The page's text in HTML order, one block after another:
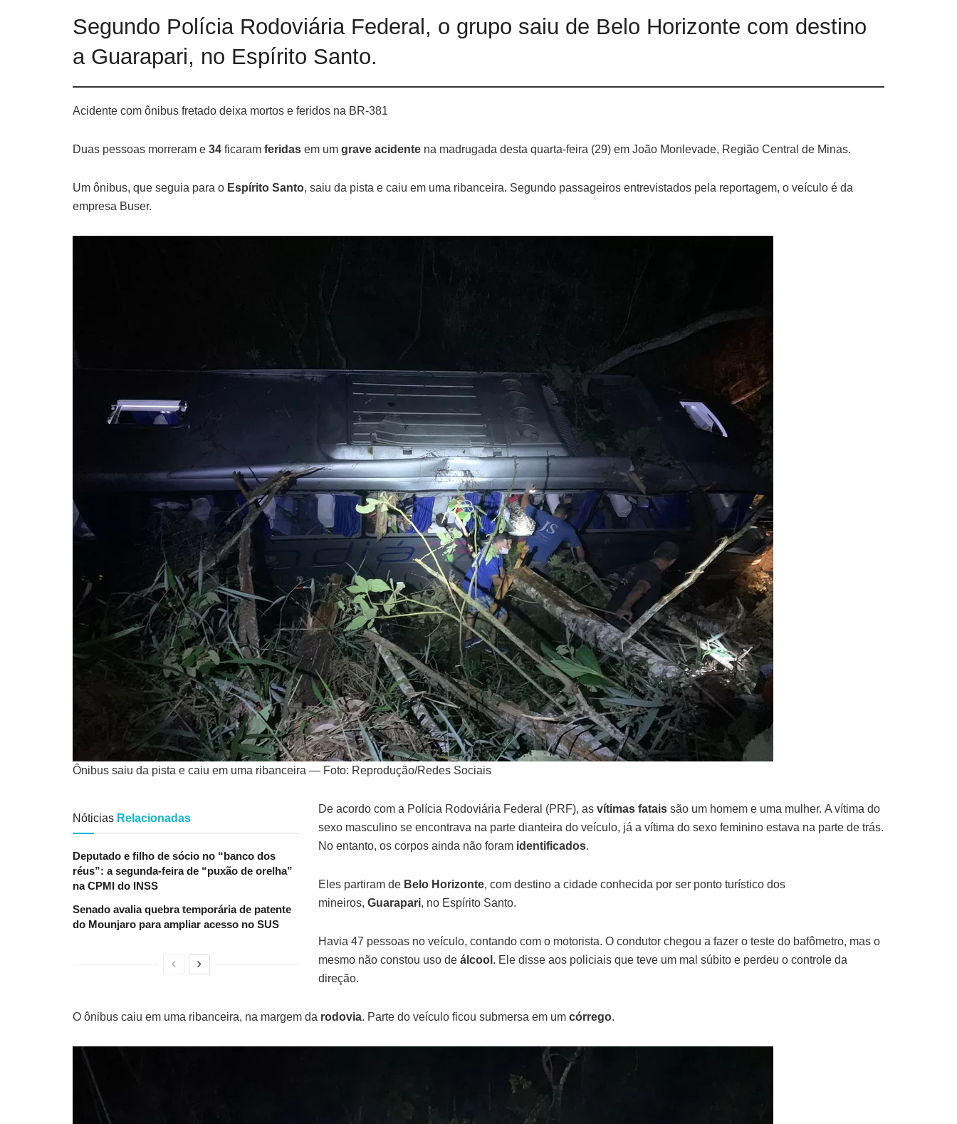
Segundo Polícia Rodoviária Federal, o grupo saiu de Belo Horizonte com destino
a Guarapari, no Espírito Santo.
Acidente com ônibus fretado deixa mortos e feridos na BR-381
Duas pessoas morreram e 34 ficaram feridas em um grave acidente na madrugada desta quarta-feira (29) em João Monlevade, Região Central de Minas.
Um ônibus, que seguia para o Espírito Santo, saiu da pista e caiu em uma ribanceira. Segundo passageiros entrevistados pela reportagem, o veículo é da
empresa Buser.
Ônibus saiu da pista e caiu em uma ribanceira — Foto: Reprodução/Redes Sociais
Nóticias Relacionadas
Deputado e filho de sócio no “banco dos
réus”: a segunda-feira de “puxão de orelha”
na CPMI do INSS
Senado avalia quebra temporária de patente
do Mounjaro para ampliar acesso no SUS
De acordo com a Polícia Rodoviária Federal (PRF), as vítimas fatais são um homem e uma mulher. A vítima do
sexo masculino se encontrava na parte dianteira do veículo, já a vítima do sexo feminino estava na parte de trás.
No entanto, os corpos ainda não foram identificados.
Eles partiram de Belo Horizonte, com destino a cidade conhecida por ser ponto turístico dos
mineiros, Guarapari, no Espírito Santo.
Havia 47 pessoas no veículo, contando com o motorista. O condutor chegou a fazer o teste do bafômetro, mas o
mesmo não constou uso de álcool . Ele disse aos policiais que teve um mal súbito e perdeu o controle da
direção.
O ônibus caiu em uma ribanceira, na margem da rodovia. Parte do veículo ficou submersa em um córrego.